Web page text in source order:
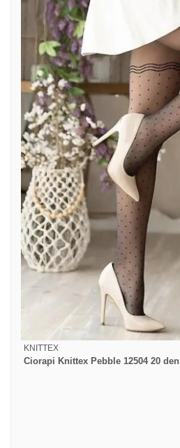
KNITTEX
Ciorapi Knittex Pebble 12504 20 den